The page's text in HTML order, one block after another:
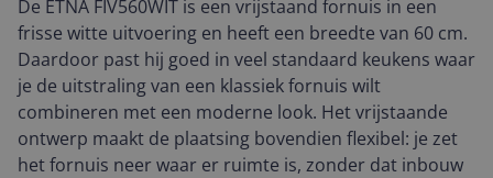
De ETNA FIV560WIT is een vrijstaand fornuis in een
frisse witte uitvoering en heeft een breedte van 60 cm.
Daardoor past hij goed in veel standaard keukens waar
je de uitstraling van een klassiek fornuis wilt
combineren met een moderne look. Het vrijstaande
ontwerp maakt de plaatsing bovendien flexibel: je zet
het fornuis neer waar er ruimte is, zonder dat inbouw